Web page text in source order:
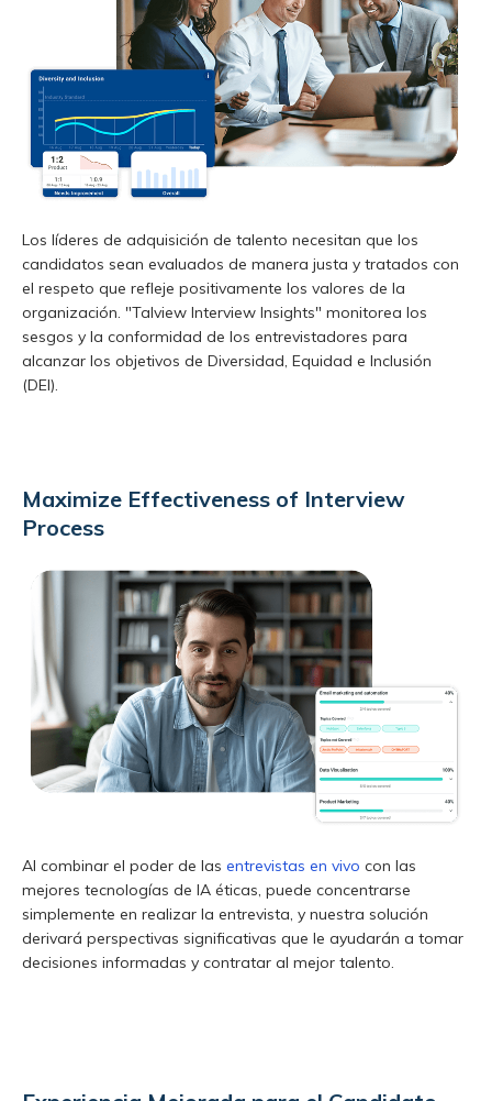
Los líderes de adquisición de talento necesitan que los
candidatos sean evaluados de manera justa y tratados con
el respeto que refleje positivamente los valores de la
organización. "Talview Interview Insights" monitorea los
sesgos y la conformidad de los entrevistadores para
alcanzar los objetivos de Diversidad, Equidad e Inclusión
(DEI).
Maximize Effectiveness of Interview
Process
Al combinar el poder de las entrevistas en vivo con las
mejores tecnologías de IA éticas, puede concentrarse
simplemente en realizar la entrevista, y nuestra solución
derivará perspectivas significativas que le ayudarán a tomar
decisiones informadas y contratar al mejor talento.